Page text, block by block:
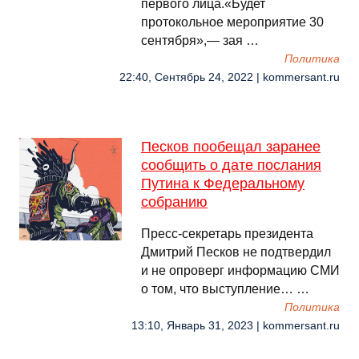
первого лица.«Будет
протокольное мероприятие 30
сентября»,— зая …
Политика
22:40, Сентябрь 24, 2022 | kommersant.ru
Песков пообещал заранее
сообщить о дате послания
Путина к Федеральному
собранию
Пресс-секретарь президента
Дмитрий Песков не подтвердил
и не опроверг информацию СМИ
о том, что выступление… …
Политика
13:10, Январь 31, 2023 | kommersant.ru